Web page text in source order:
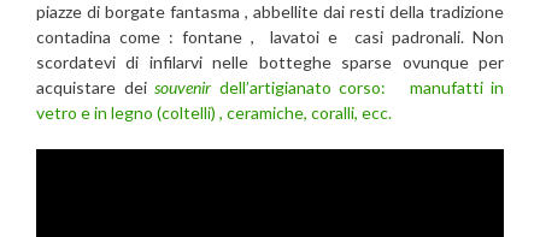
piazze di borgate fantasma , abbellite dai resti della tradizione
contadina come : fontane , lavatoi e casi padronali. Non
scordatevi di infilarvi nelle botteghe sparse ovunque per
acquistare dei souvenir dell’artigianato corso: manufatti in
vetro e in legno (coltelli) , ceramiche, coralli, ecc.